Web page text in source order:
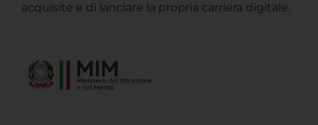
acquisite​ e di lanciare la propria carriera digitale.